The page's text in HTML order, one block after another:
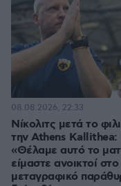
Νίκολιτς μετά το
την Athens Kallithea:
«Θέλαμε αυτό το
είμαστε ανοικτοί στο
μεταγραφικό
08.08.2026, 22:33